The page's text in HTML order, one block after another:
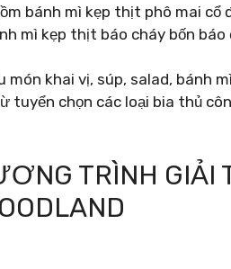
bánh mì kẹp thịt phô mai cổ
mì kẹp thịt báo cháy bốn báo
khai vị, súp, salad, bánh
tuyển chọn các loại bia thủ
TRÌNH GIẢI